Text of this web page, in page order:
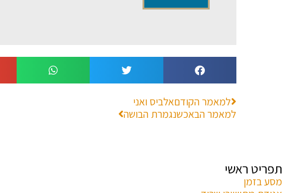
למאמר הקודםאלביס ואני
למאמר הבאכשנגמרת הבושה
תפריט ראשי
מסע בזמן